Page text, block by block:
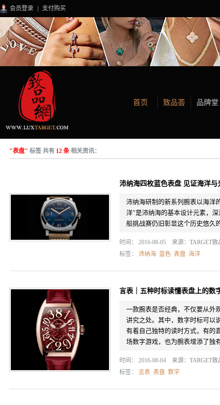
会员登录 支付购买
首页 致品荟 品牌堂
"表盘" 标签 共有 12 条相关资讯：
沛纳海四枚蓝色表盘 见证海洋与
沛纳海研制的新系列腕表以海洋
洋”是沛纳海的基本设计元素，
船挑战赛仍旧彰显这个历史悠久
时间： 2016-08-05 来源： TARGET致
标签： 沛纳海 蓝色 表盘 海洋
言表｜五种时标读懂表盘上的数
一款腕表是否经典，不仅要从外
讲究之处。其中，数字时标可以
有着自己独特的读时方式，有的
场数字游戏，也为腕表增添了独
时间： 2016-08-04 来源： TARGET致
标签： 言表 表盘 数字